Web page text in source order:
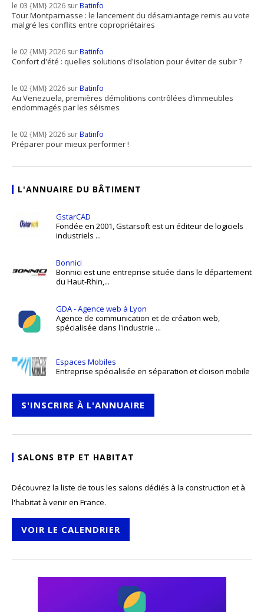
le 03 {MM} 2026 surBatinfo
Tour Montparnasse : le lancement du désamiantage remis au vote
malgré les conflits entre copropriétaires
le 02 {MM} 2026 surBatinfo
Confort d'été : quelles solutions d'isolation pour éviter de subir ?
le 02 {MM} 2026 surBatinfo
Au Venezuela, premières démolitions contrôlées d’immeubles
endommagés par les séismes
le 02 {MM} 2026 surBatinfo
Préparer pour mieux performer !
L'ANNUAIRE DU BÂTIMENT
GstarCAD
Fondée en 2001, Gstarsoft est un éditeur de logiciels
industriels ...
Bonnici
Bonnici est une entreprise située dans le département
du Haut-Rhin,...
GDA - Agence web à Lyon
Agence de communication et de création web,
spécialisée dans l'industrie ...
Espaces Mobiles
Entreprise spécialisée en séparation et cloison mobile
S'INSCRIRE À L'ANNUAIRE
SALONS BTP ET HABITAT
Découvrez la liste de tous les salons dédiés à la construction et à
l'habitat à venir en France.
VOIR LE CALENDRIER